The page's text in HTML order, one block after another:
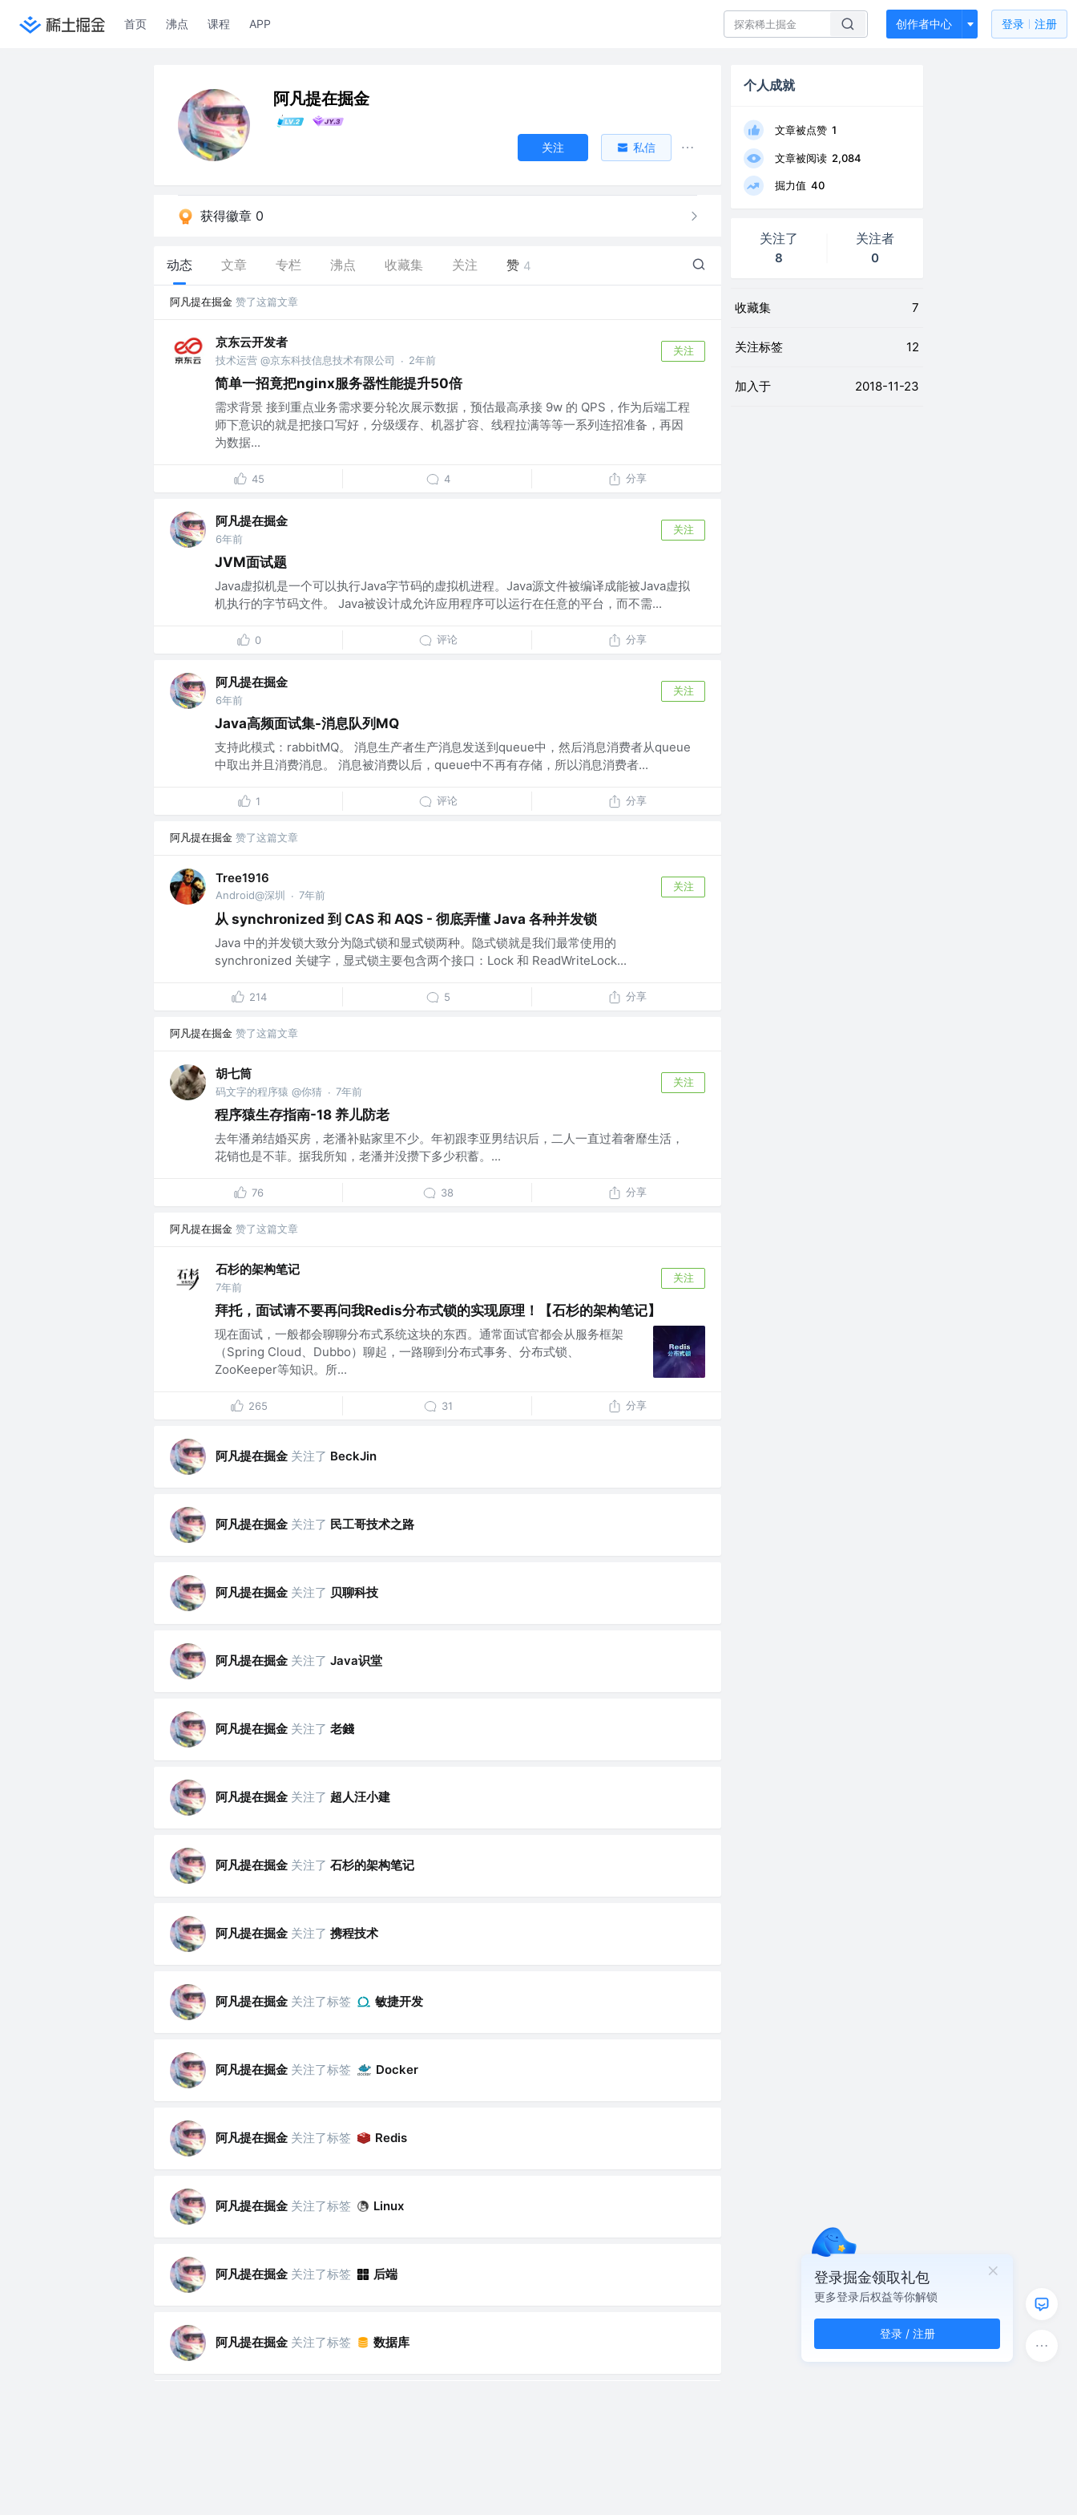
首页 沸点 课程 APP 创作者中心 登录 注册
阿凡提在掘金
关注 私信
获得徽章 0
动态 文章 专栏 沸点 收藏集 关注 赞 4
阿凡提在掘金 赞了这篇文章
京东云开发者
技术运营 @京东科技信息技术有限公司 · 2年前
关注
简单一招竟把nginx服务器性能提升50倍
需求背景 接到重点业务需求要分轮次展示数据，预估最高承接 9w 的 QPS，作为后端工程
师下意识的就是把接口写好，分级缓存、机器扩容、线程拉满等等一系列连招准备，再因
为数据...
45 4 分享
阿凡提在掘金
6年前
关注
JVM面试题
Java虚拟机是一个可以执行Java字节码的虚拟机进程。Java源文件被编译成能被Java虚拟
机执行的字节码文件。 Java被设计成允许应用程序可以运行在任意的平台，而不需...
0 评论 分享
阿凡提在掘金
6年前
关注
Java高频面试集-消息队列MQ
支持此模式：rabbitMQ。 消息生产者生产消息发送到queue中，然后消息消费者从queue
中取出并且消费消息。 消息被消费以后，queue中不再有存储，所以消息消费者...
1 评论 分享
阿凡提在掘金 赞了这篇文章
Tree1916
Android@深圳 · 7年前
关注
从 synchronized 到 CAS 和 AQS - 彻底弄懂 Java 各种并发锁
Java 中的并发锁大致分为隐式锁和显式锁两种。隐式锁就是我们最常使用的
synchronized 关键字，显式锁主要包含两个接口：Lock 和 ReadWriteLock...
214 5 分享
阿凡提在掘金 赞了这篇文章
胡七筒
码文字的程序猿 @你猜 · 7年前
关注
程序猿生存指南-18 养儿防老
去年潘弟结婚买房，老潘补贴家里不少。年初跟李亚男结识后，二人一直过着奢靡生活，
花销也是不菲。据我所知，老潘并没攒下多少积蓄。...
76 38 分享
阿凡提在掘金 赞了这篇文章
石杉的架构笔记
7年前
关注
拜托，面试请不要再问我Redis分布式锁的实现原理！【石杉的架构笔记】
现在面试，一般都会聊聊分布式系统这块的东西。通常面试官都会从服务框架
（Spring Cloud、Dubbo）聊起，一路聊到分布式事务、分布式锁、
ZooKeeper等知识。所...
265 31 分享
阿凡提在掘金 关注了 BeckJin
阿凡提在掘金 关注了 民工哥技术之路
阿凡提在掘金 关注了 贝聊科技
阿凡提在掘金 关注了 Java识堂
阿凡提在掘金 关注了 老錢
阿凡提在掘金 关注了 超人汪小建
阿凡提在掘金 关注了 石杉的架构笔记
阿凡提在掘金 关注了 携程技术
阿凡提在掘金 关注了标签 敏捷开发
阿凡提在掘金 关注了标签 Docker
阿凡提在掘金 关注了标签 Redis
阿凡提在掘金 关注了标签 Linux
阿凡提在掘金 关注了标签 后端
阿凡提在掘金 关注了标签 数据库
个人成就
文章被点赞 1
文章被阅读 2,084
掘力值 40
关注了
8
关注者
0
收藏集 7
关注标签 12
加入于 2018-11-23
登录掘金领取礼包
更多登录后权益等你解锁
登录 / 注册